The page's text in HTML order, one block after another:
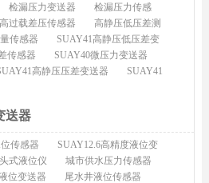
检漏压力变送器
检漏压力传感
高过载差压传感器
高静压低压差测
传感器
SUAY41高静压低压差变
传感器
SUAY40微压力变送器
高静压压差变送器
SUAY41
送器
传感器
SUAY12.6高精度液位变
式液位仪
城市供水压力传感器
位变送器
尾水井液位传感器